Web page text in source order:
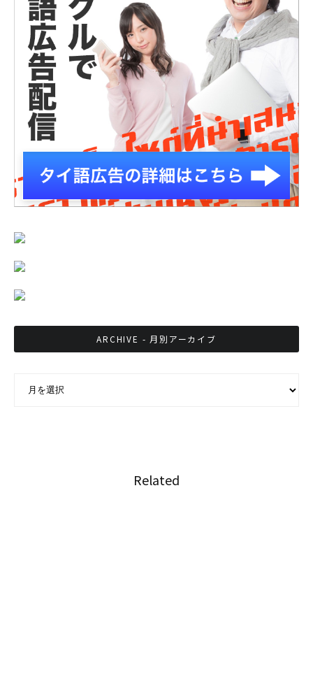
ARCHIVE - 月別アーカイブ
Related